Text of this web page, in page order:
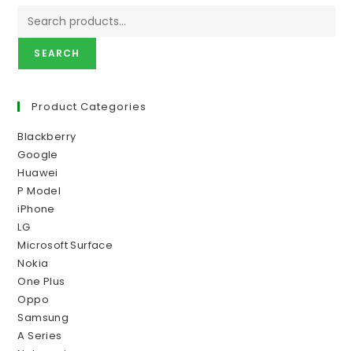
SEARCH
Product Categories
Blackberry
Google
Huawei
P Model
iPhone
LG
Microsoft Surface
Nokia
One Plus
Oppo
Samsung
A Series